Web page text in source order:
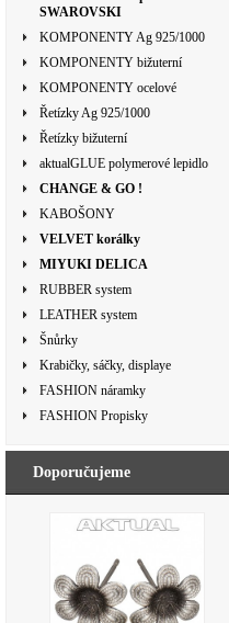
SWAROVSKI
KOMPONENTY Ag 925/1000
KOMPONENTY bižuterní
KOMPONENTY ocelové
Řetízky Ag 925/1000
Řetízky bižuterní
aktualGLUE polymerové lepidlo
CHANGE & GO !
KABOŠONY
VELVET korálky
MIYUKI DELICA
RUBBER system
LEATHER system
Šnůrky
Krabičky, sáčky, displaye
FASHION náramky
FASHION Propisky
Doporučujeme